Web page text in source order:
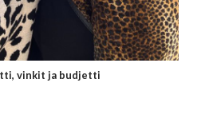
vinkit ja budjetti